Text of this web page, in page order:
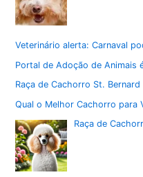
Veterinário alerta: Carnaval
Portal de Adoção de Animais
Raça de Cachorro St. Bernard
Qual o Melhor Cachorro para
Raça de